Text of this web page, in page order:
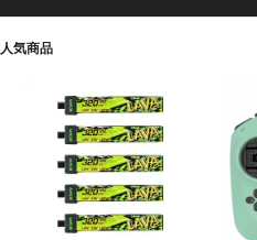
人気商品